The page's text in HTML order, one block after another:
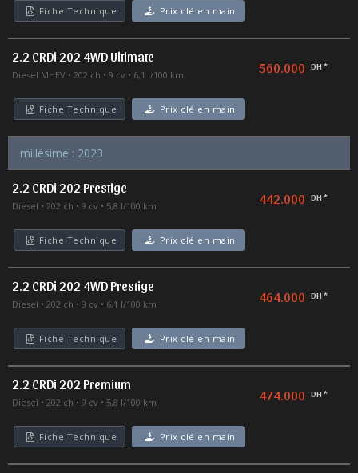
Fiche Technique Prix clé en main
2.2 CRDi 202 4WD Ultimate
Diesel MHEV 202 ch 9 cv 6,1 l/100 km 560.000 DH *
Fiche Technique Prix clé en main
millésime : 2023
2.2 CRDi 202 Prestige
Diesel 202 ch 9 cv 5,8 l/100 km 442.000 DH *
Fiche Technique Prix clé en main
2.2 CRDi 202 4WD Prestige
Diesel 202 ch 9 cv 6,1 l/100 km 464.000 DH *
Fiche Technique Prix clé en main
2.2 CRDi 202 Premium
Diesel 202 ch 9 cv 5,8 l/100 km 474.000 DH *
Fiche Technique Prix clé en main